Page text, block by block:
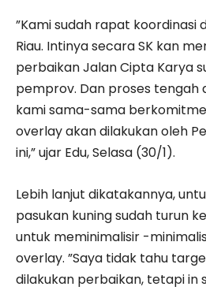
”Kami sudah rapat koordinasi
Riau. Intinya secara SK kan
perbaikan Jalan Cipta Karya
pemprov. Dan proses tengah
kami sama-sama
overlay akan dilakukan oleh
ini,” ujar Edu, Selasa (30/1).
Lebih lanjut dikatakannya,
pasukan kuning sudah turun
untuk meminimalisir -
overlay. ”Saya tidak tahu
dilakukan perbaikan, tetapi in